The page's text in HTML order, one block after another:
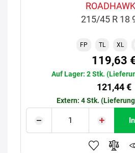
215/45 R 18
FP TL XL
119,63
Auf Lager: 2 Stk.
121,44 €
Extern: 4 Stk.